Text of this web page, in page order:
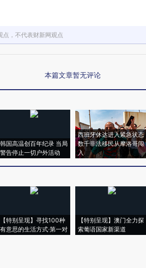
点，不代表财新网观点
本篇文章暂无评论
韩国高温创百年纪录 当局
警告停止一切户外活动
西班牙休达进入紧急状态
数千非法移民从摩洛哥闯
入
【特别呈现】寻找100种
有意思的生活方式·第一对
【特别呈现】澳门全力探
索葡语国家新渠道